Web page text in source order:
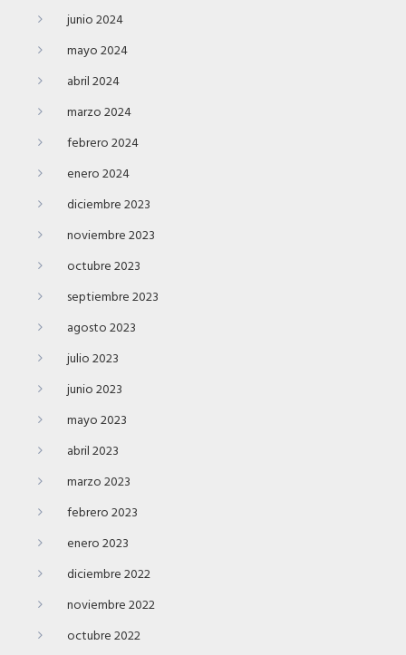
junio 2024
mayo 2024
abril 2024
marzo 2024
febrero 2024
enero 2024
diciembre 2023
noviembre 2023
octubre 2023
septiembre 2023
agosto 2023
julio 2023
junio 2023
mayo 2023
abril 2023
marzo 2023
febrero 2023
enero 2023
diciembre 2022
noviembre 2022
octubre 2022